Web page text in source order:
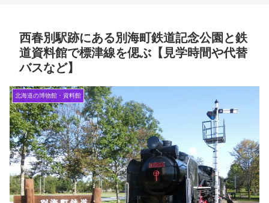
西春別駅跡にある別海町鉄道記念公園と鉄
道資料館で標津線を偲ぶ【見学時間や代替
バスなど】
北海道の博物館・資料館